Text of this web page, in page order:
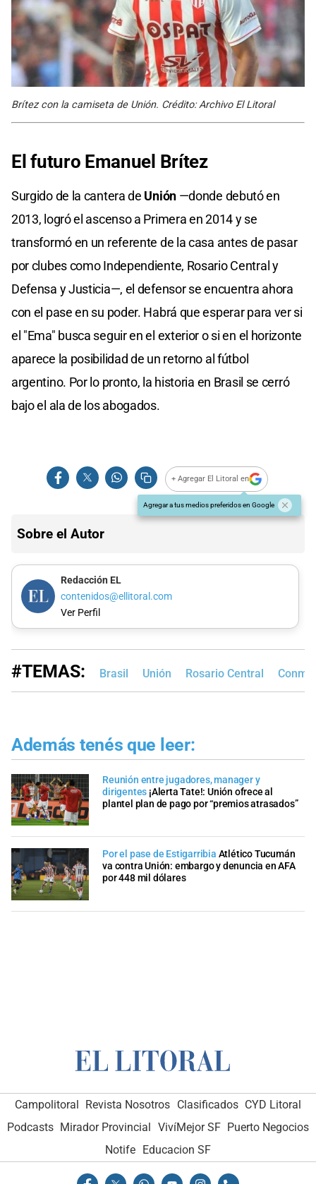
Brítez con la camiseta de Unión. Crédito: Archivo El Litoral
El futuro Emanuel Brítez
Surgido de la cantera de Unión —donde debutó en
2013, logró el ascenso a Primera en 2014 y se
transformó en un referente de la casa antes de pasar
por clubes como Independiente, Rosario Central y
Defensa y Justicia—, el defensor se encuentra ahora
con el pase en su poder. Habrá que esperar para ver si
el "Ema" busca seguir en el exterior o si en el horizonte
aparece la posibilidad de un retorno al fútbol
argentino. Por lo pronto, la historia en Brasil se cerró
bajo el ala de los abogados.
+ Agregar El Litoral en
Agregar a tus medios preferidos en Google
Sobre el Autor
Redacción EL
contenidos@ellitoral.com
Ver Perfil
#TEMAS: Brasil Unión Rosario Central
Además tenés que leer:
Reunión entre jugadores, manager y
dirigentes ¡Alerta Tate!: Unión ofrece al
plantel plan de pago por “premios atrasados”
Por el pase de Estigarribia Atlético Tucumán
va contra Unión: embargo y denuncia en AFA
por 448 mil dólares
Campolitoral Revista Nosotros Clasificados CYD Litoral
Podcasts Mirador Provincial VivíMejor SF Puerto Negocios
Notife
Educacion SF